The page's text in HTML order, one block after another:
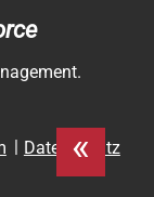
Datenschutz
«